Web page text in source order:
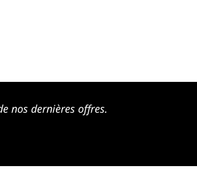
nos dernières offres.